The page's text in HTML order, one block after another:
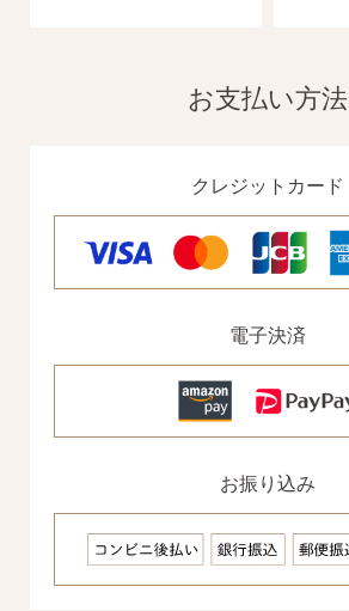
金野です
「ピアス初めてBOOK」同梱
このBOOKなら、
お支払い方法
クレジットカード
電子決済
お振り込み